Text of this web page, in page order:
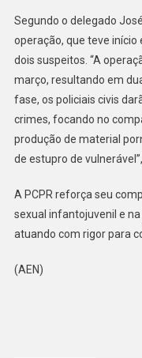
Segundo o delegado
operação, que teve
dois suspeitos. “A
março, resultando em
fase, os policiais civis
crimes, focando no
produção de material
de estupro de
A PCPR reforça seu
sexual infantojuvenil e
atuando com rigor para
(AEN)